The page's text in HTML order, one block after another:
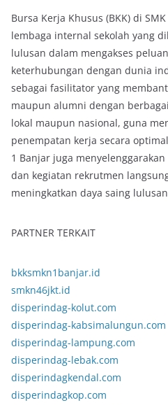
Bursa Kerja Khusus (BKK) di
lembaga internal sekolah yang
lulusan dalam mengakses
keterhubungan dengan dunia
sebagai fasilitator yang
maupun alumni dengan
lokal maupun nasional, guna
penempatan kerja secara
1 Banjar juga
dan kegiatan rekrutmen
meningkatkan daya saing
PARTNER TERKAIT
bkksmkn1banjar.id
smkn46jkt.id
disperindag-kolut.com
disperindag-kabsimalungun.com
disperindag-lampung.com
disperindag-lebak.com
disperindagkendal.com
disperindagkop.com